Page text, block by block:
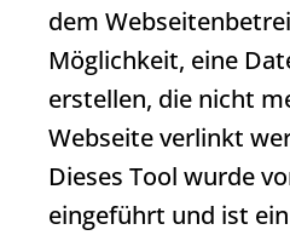
dem
Möglichkeit, eine
erstellen, die nicht
Webseite verlinkt
Dieses Tool wurde
eingeführt und ist